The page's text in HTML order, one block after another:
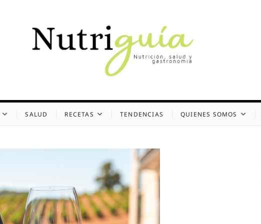
SALUD RECETAS TENDENCIAS QUIENES SOMOS